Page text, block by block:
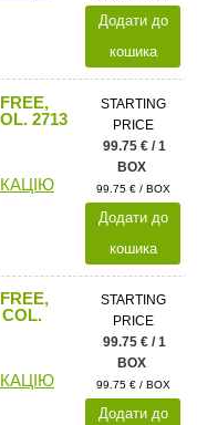
Додати до
кошика
2713
STARTING
PRICE
99.75 € / 1
BOX
99.75 € / BOX
Додати до
кошика
STARTING
PRICE
99.75 € / 1
BOX
99.75 € / BOX
Додати до